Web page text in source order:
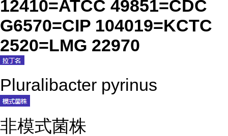
12410=ATCC 49851=CDC
G6570=CIP 104019=KCTC
2520=LMG 22970
Pluralibacter pyrinus
非模式菌株